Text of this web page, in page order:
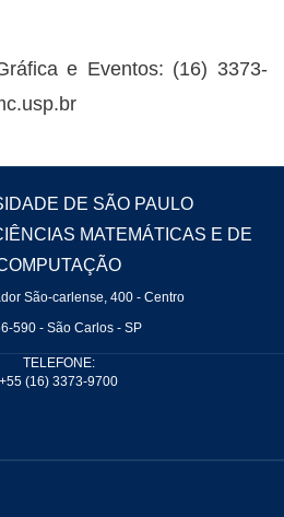
e Eventos: (16) 3373-
DE SÃO PAULO
MATEMÁTICAS E DE
São-carlense, 400 - Centro
590 - São Carlos - SP
TELEFONE:
+55 (16) 3373-9700